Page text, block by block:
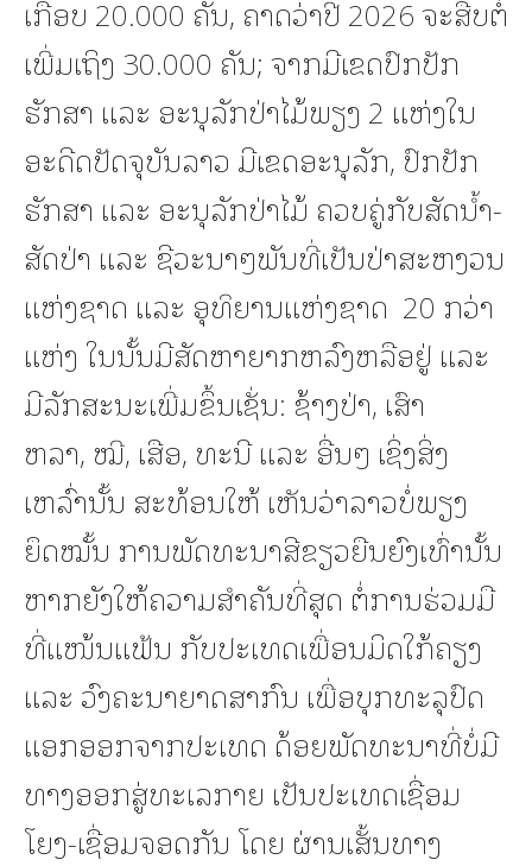
ເກືອບ 20.000 ຄັນ, ຄາດວ່າປີ 2026 ຈະສືບຕໍ່
ເພີ່ມເຖິງ 30.000 ຄັນ; ຈາກມີເຂດປົກປັກ
ຮັກສາ ແລະ ອະນຸລັກປ່າໄມ້ພຽງ 2 ແຫ່ງໃນ
ອະດີດປັດຈຸບັນລາວ ມີເຂດອະນຸລັກ, ປົກປັກ
ຮັກສາ ແລະ ອະນຸລັກປ່າໄມ້ ຄວບຄູ່ກັບສັດນໍ້າ-
ສັດປ່າ ແລະ ຊີວະນາໆພັນທີ່ເປັນປ່າສະຫງວນ
ແຫ່ງຊາດ ແລະ ອຸທິຍານແຫ່ງຊາດ 20 ກວ່າ
ແຫ່ງ ໃນນັ້ນມີສັດຫາຍາກຫລົງຫລືອຢູ່ ແລະ
ມີລັກສະນະເພີ່ມຂຶ້ນເຊັ່ນ: ຊ້າງປ່າ, ເສົາ
ຫລາ, ໝີ, ເສືອ, ທະນີ ແລະ ອື່ນໆ ເຊິ່ງສິ່ງ
ເຫລົ່ານັ້ນ ສະທ້ອນໃຫ້ ເຫັນວ່າລາວບໍ່ພຽງ
ຍຶດໝັ້ນ ການພັດທະນາສີຂຽວຍືນຍົງເທົ່ານັ້ນ
ຫາກຍັງໃຫ້ຄວາມສໍາຄັນທີ່ສຸດ ຕໍ່ການຮ່ວມມື
ທີ່ແໜ້ນແຟ້ນ ກັບປະເທດເພື່ອນມິດໃກ້ຄຽງ
ແລະ ວົງຄະນາຍາດສາກົນ ເພື່ອບຸກທະລຸປົດ
ແອກອອກຈາກປະເທດ ດ້ອຍພັດທະນາທີ່ບໍ່ມີ
ທາງອອກສູ່ທະເລກາຍ ເປັນປະເທດເຊື່ອມ
ໂຍງ-ເຊື່ອມຈອດກັນ ໂດຍ ຜ່ານເສັ້ນທາງ